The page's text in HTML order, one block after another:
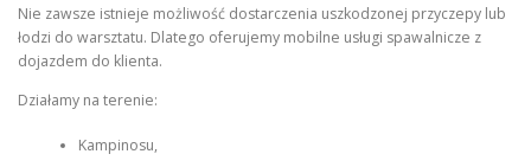
Nie zawsze istnieje możliwość dostarczenia uszkodzonej przyczepy lub
łodzi do warsztatu. Dlatego oferujemy mobilne usługi spawalnicze z
dojazdem do klienta.
Działamy na terenie:
Kampinosu,